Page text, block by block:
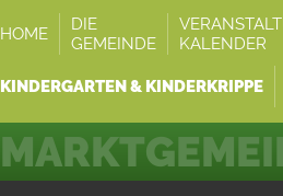
HOME
DIE
GEMEINDE
KALENDER
KINDERGARTEN & KINDERKRIPPE